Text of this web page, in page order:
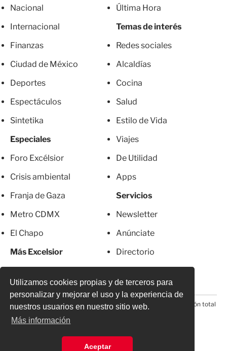
Utilizamos cookies propias y de terceros para
personalizar y mejorar el uso y la experiencia de
nuestros usuarios en nuestro sitio web.
Más información
Aceptar
Nacional
Internacional
Finanzas
Ciudad de México
Deportes
Espectáculos
Sintetika
Especiales
Foro Excélsior
Crisis ambiental
Franja de Gaza
Metro CDMX
El Chapo
Más Excelsior
Última Hora
Temas de interés
Redes sociales
Alcaldías
Cocina
Salud
Estilo de Vida
Viajes
De Utilidad
Apps
Servicios
Newsletter
Anúnciate
Directorio
© 2026 Todos los derechos reservados. Prohibida la reproducción total
o parcial, incluyendo cualquier medio electrónico*